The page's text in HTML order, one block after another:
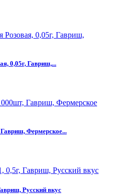
0,05г, Гавриш,...
Фермерское...
Русский вкус